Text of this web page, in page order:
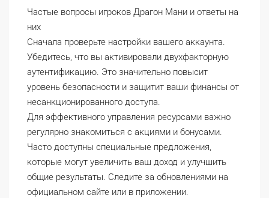
Частые вопросы игроков Драгон Мани и ответы на
них
Сначала проверьте настройки вашего аккаунта.
Убедитесь, что вы активировали двухфакторную
аутентификацию. Это значительно повысит
уровень безопасности и защитит ваши финансы от
несанкционированного доступа.
Для эффективного управления ресурсами важно
регулярно знакомиться с акциями и бонусами.
Часто доступны специальные предложения,
которые могут увеличить ваш доход и улучшить
общие результаты. Следите за обновлениями на
официальном сайте или в приложении.